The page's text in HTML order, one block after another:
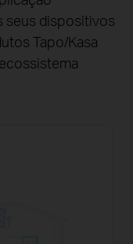
seus dispositivos
Tapo/Kasa